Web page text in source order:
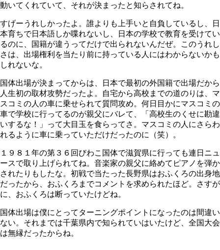
動いてくれていて、それが決まったと知らされてね。
すげーうれしかったよ。誰よりも上手いと自負しているし、日
本育ちで日本語しか喋れないし、日本の学校で教育を受けてい
るのに、国籍が違うってだけで出られないんだぜ。このうれし
さは、出場権利を当たり前に持っている人にはわからないかも
しれないな。
国体出場が決まってからは、日本で最初の外国籍で出場だから
人生初の取材攻勢だったよ。自宅から高校までの道のりは、マ
スコミの人の車に乗せられて質問攻め。何日目かにマスコミの
車で学校に行ってるのが親父にバレて、「高校生のくせに勘違
いするな！」って大目玉を食らってさ。マスコミの人にさらわ
れるように車に乗っていただけだったのに（笑）。
１９８１年の第３６回びわこ国体で滋賀県に行っても連日ニュ
ースで取り上げられてね。音楽家の親父に絡めてピアノを弾か
されたりもしたな。初戦で当たった長野県はおふくろの出身地
だったから、おふくろまでコメントを求められたほど。さすが
に、おふくろは断っていたけどね。
国体出場は僕にとってターニングポイントになったのは間違い
ない。それまでは千葉県内で知られていはいたけど、全国大会
は無縁だったからね。